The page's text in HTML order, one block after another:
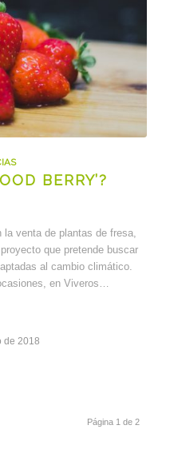
BERRY’?
la venta de plantas de fresa,
que pretende buscar
al cambio climático.
en Viveros…
de 2018
Página 1 de 2